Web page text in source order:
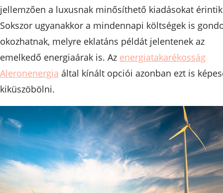
jellemzően a luxusnak minősíthető kiadásokat
Sokszor ugyanakkor a mindennapi költségek is
okozhatnak, melyre eklatáns példát jelentenek az
emelkedő energiaárak is. Az energiatakarékosság
Aleronenergia által kínált opciói azonban ezt is
kiküszöbölni.